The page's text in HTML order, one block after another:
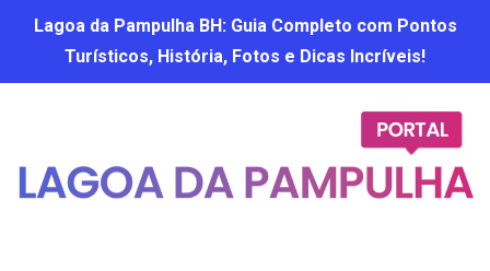
Lagoa da Pampulha BH: Guia Completo com Pontos
Turísticos, História, Fotos e Dicas Incríveis!